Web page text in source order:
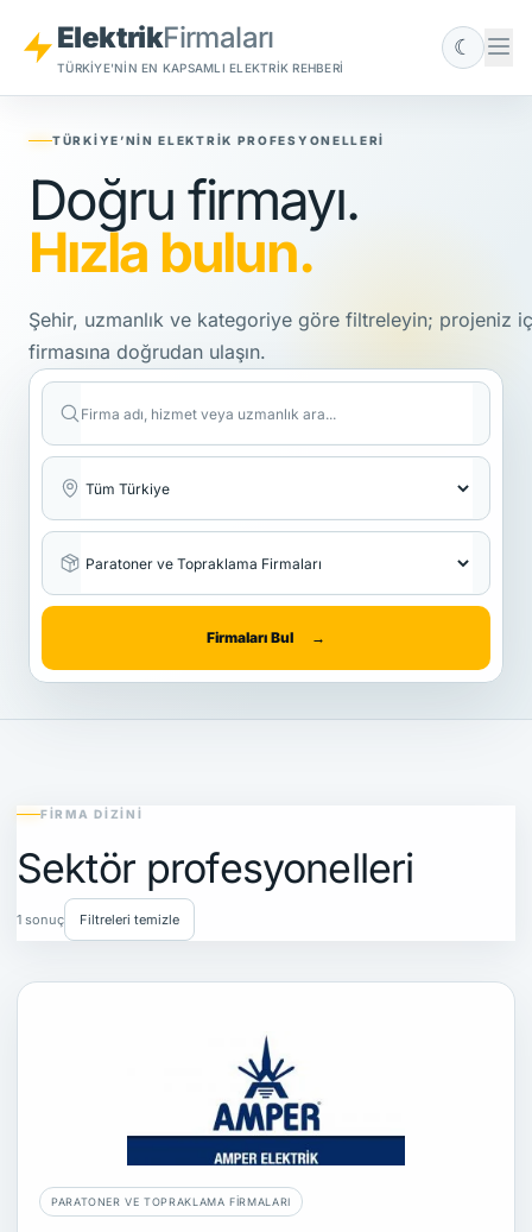
ElektrikFirmaları
TÜRKIYE'NIN EN KAPSAMLI ELEKTRIK REHBERI
☾
TÜRKIYE’NIN ELEKTRIK PROFESYONELLERI
Doğru firmayı.
Hızla bulun.
Şehir, uzmanlık ve kategoriye göre filtreleyin; projeniz
firmasına doğrudan ulaşın.
Firmaları Bul →
FIRMA DIZINI
Sektör profesyonelleri
1 sonuç Filtreleri temizle
PARATONER VE TOPRAKLAMA FIRMALARI